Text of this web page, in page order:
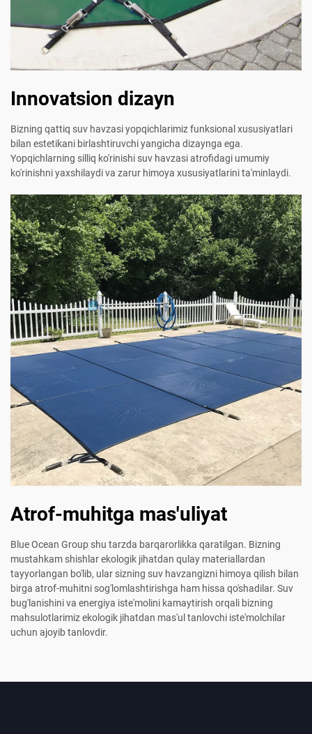
Innovatsion dizayn
Bizning qattiq suv havzasi yopqichlarimiz funksional xususiyatlari
bilan estetikani birlashtiruvchi yangicha dizaynga ega.
Yopqichlarning silliq ko'rinishi suv havzasi atrofidagi umumiy
ko'rinishni yaxshilaydi va zarur himoya xususiyatlarini ta'minlaydi.
Atrof-muhitga mas'uliyat
Blue Ocean Group shu tarzda barqarorlikka qaratilgan. Bizning
mustahkam shishlar ekologik jihatdan qulay materiallardan
tayyorlangan bo'lib, ular sizning suv havzangizni himoya qilish bilan
birga atrof-muhitni sog'lomlashtirishga ham hissa qo'shadilar. Suv
bug'lanishini va energiya iste'molini kamaytirish orqali bizning
mahsulotlarimiz ekologik jihatdan mas'ul tanlovchi iste'molchilar
uchun ajoyib tanlovdir.